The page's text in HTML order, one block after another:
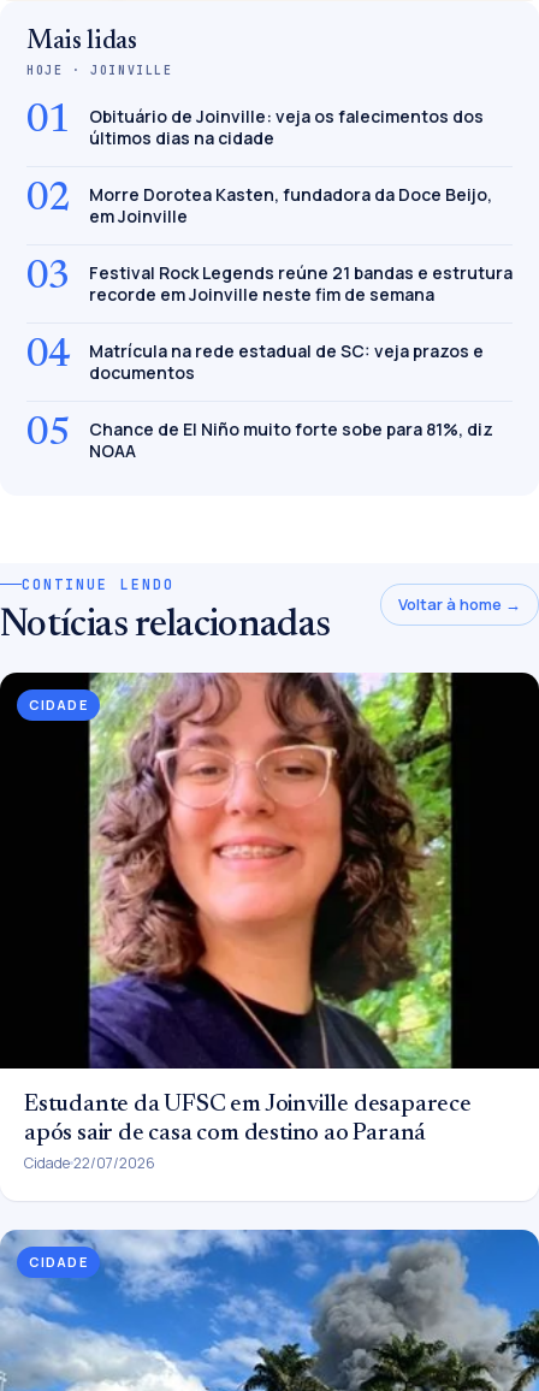
Mais lidas
HOJE · JOINVILLE
01
Obituário de Joinville: veja os falecimentos dos
últimos dias na cidade
02
Morre Dorotea Kasten, fundadora da Doce Beijo,
em Joinville
03
Festival Rock Legends reúne 21 bandas e estrutura
recorde em Joinville neste fim de semana
04
Matrícula na rede estadual de SC: veja prazos e
documentos
05
Chance de El Niño muito forte sobe para 81%, diz
NOAA
CONTINUE LENDO
Notícias relacionadas
Voltar à home →
CIDADE
Estudante da UFSC em Joinville desaparece
após sair de casa com destino ao Paraná
Cidade22/07/2026
CIDADE